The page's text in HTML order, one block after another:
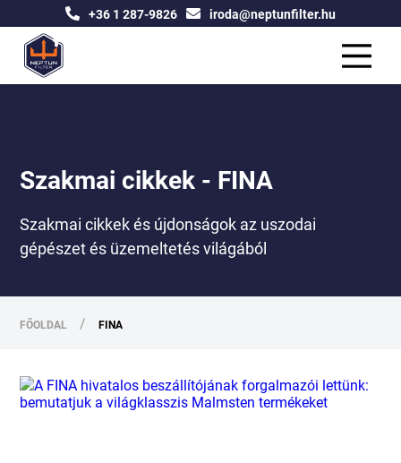
+36 1 287-9826 iroda@neptunfilter.hu
Szakmai cikkek - FINA
Szakmai cikkek és újdonságok az uszodai
gépészet és üzemeltetés világából
FŐOLDAL / FINA